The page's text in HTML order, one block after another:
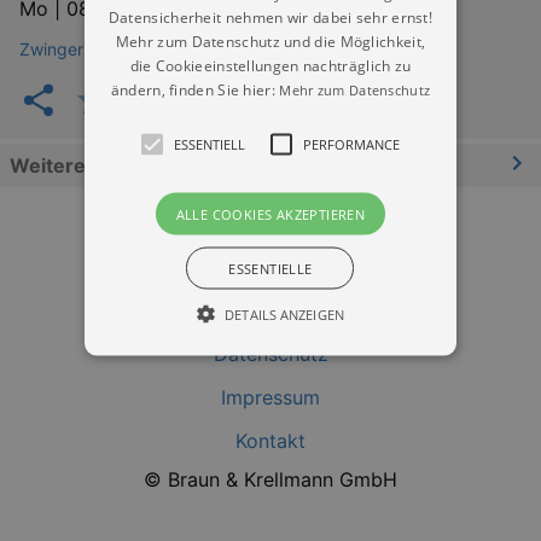
Mo | 08.03.2027 | 14:00
Zwinger Dresden (Wallpavillon)
Weitere Informationen
Datenschutz
Impressum
Kontakt
© Braun & Krellmann GmbH
Datensicherheit nehmen wir dabei sehr ernst!
Mehr zum Datenschutz und die Möglichkeit,
die Cookieeinstellungen nachträglich zu
ändern, finden Sie hier: Mehr zum Datenschutz
ESSENTIELL PERFORMANCE
ALLE COOKIES AKZEPTIEREN
ESSENTIELLE
DETAILS ANZEIGEN
Essentiell Performance
Essentielle Cookies werden für die
grundlegenden Funktionen unserer Webseite
gebraucht. Zum Beispiel für das Login in Ihren